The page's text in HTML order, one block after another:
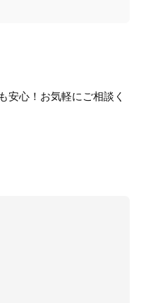
安心！お気軽にご相談く